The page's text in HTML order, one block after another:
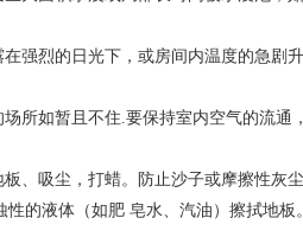
强烈的日光下，或房间内温度的急剧
场所如暂且不住.要保持室内空气的流通
板、吸尘，打蜡。防止沙子或摩擦性灰
性的液体（如肥 皂水、汽油）擦拭地板。